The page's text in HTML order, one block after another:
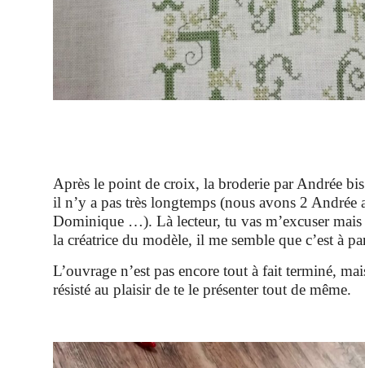
Après le point de croix, la broderie par Andrée
il n’y a pas très longtemps (nous avons 2 Andrée
Dominique …). Là lecteur, tu vas m’excuser mais
la créatrice du modèle, il me semble que c’est à
L’ouvrage n’est pas encore tout à fait terminé,
résisté au plaisir de te le présenter tout de même.